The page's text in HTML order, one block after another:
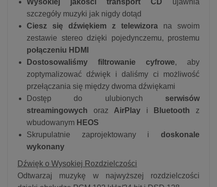
szczegóły muzyki jak nigdy dotąd
Ciesz się dźwiękiem z telewizora na swoim
zestawie stereo dzięki pojedynczemu, prostemu
połączeniu HDMI
Dostosowaliśmy filtrowanie cyfrowe, aby
zoptymalizować dźwięk i daliśmy ci możliwość
przełączania się między dwoma dźwiękami
Dostęp do ulubionych serwisów
streamingowych oraz AirPlay i Bluetooth z
wbudowanym HEOS
Skrupulatnie zaprojektowany i doskonale
wykonany
Dźwięk o Wysokiej Rozdzielczości
Odtwarzaj muzykę w najwyższej rozdzielczości